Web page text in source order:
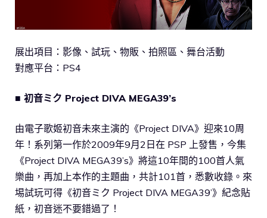
展出項目：影像、試玩、物販、拍照區、舞台活動
對應平台：PS4
■ 初音ミク Project DIVA MEGA39’s
由電子歌姬初音未來主演的《Project DIVA》迎來10周
年！系列第一作於2009年9月2日在 PSP 上發售，今集
《Project DIVA MEGA39’s》將這10年間的100首人氣
樂曲，再加上本作的主題曲，共計101首，悉數收錄。來
埸試玩可得《初音ミク Project DIVA MEGA39’》紀念貼
紙，初音迷不要錯過了！